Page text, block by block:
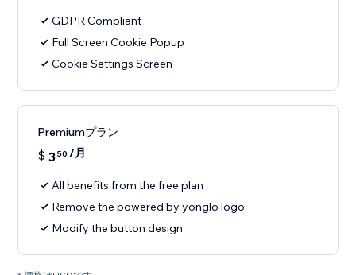
GDPR Compliant
Full Screen Cookie Popup
Cookie Settings Screen
Premiumプラン
$ 350 /月
All benefits from the free plan
Remove the powered by yonglo logo
Modify the button design